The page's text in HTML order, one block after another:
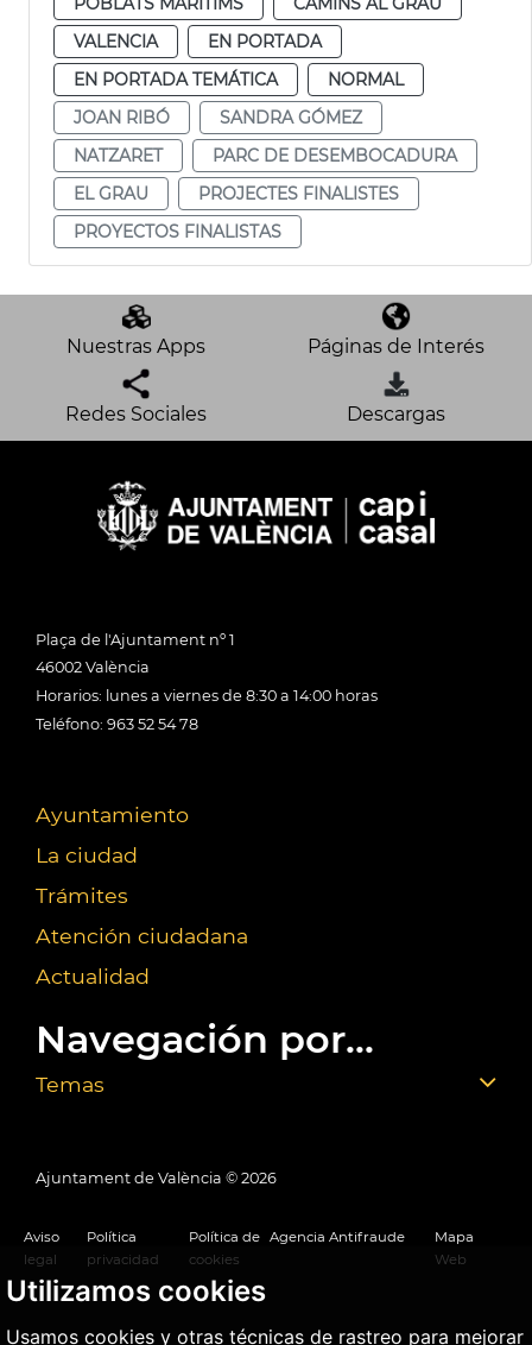
Utilizamos cookies
Usamos cookies y otras técnicas de rastreo para mejorar
VALENCIA
EN PORTADA
EN PORTADA TEMÁTICA
NORMAL
JOAN RIBÓ
SANDRA GÓMEZ
NATZARET
PARC DE DESEMBOCADURA
EL GRAU
PROJECTES FINALISTES
PROYECTOS FINALISTAS
Nuestras Apps Páginas de Interés
Redes Sociales Descargas
Plaça de l'Ajuntament nº 1
46002 València
Horarios: lunes a viernes de 8:30 a 14:00 horas
Teléfono: 963 52 54 78
Ayuntamiento
La ciudad
Trámites
Atención ciudadana
Actualidad
Navegación por...
Temas
Ajuntament de València © 2026
Aviso
legal
Política
privacidad
Política de
cookies
Agencia Antifraude
Mapa
Web